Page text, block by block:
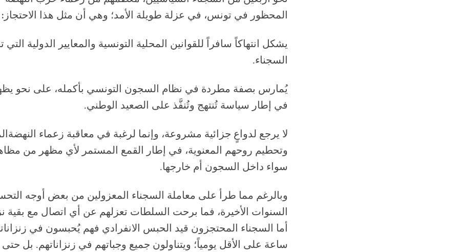
المحظور في تونس، في عزلة طويلة الأمد؛ وهي أن مثل هذا الاحتجاز:
يشكل انتهاكاً سافراً للقوانين المحلية التونسية والمعايير الدولية
السجناء.
يُمارس بصفة مطردة في نظام السجون التونسي بأكمله، على نحو
في إطار سياسة تُنتهج وتُنفَّذ على الصعيد الوطني.
لا يرجع لدواعٍ جزائية مشروعة، وإنما لرغبة في معاقبة زعماء النهضة
وتحطيم روحهم المعنوية، في إطار القمع المستمر لأي مظهر من
سواء داخل السجون أم خارجها.
وبالرغم مما طرأ على معاملة السجناء المعزولين من بعض أوجه
السنوات الأخيرة، فما برحت السلطات تعزلهم عن أي اتصال مع بقية
ساعة على الأقل يومياً؛ ويتناولون جميع وجباتهم في زنزاناتهم. بل